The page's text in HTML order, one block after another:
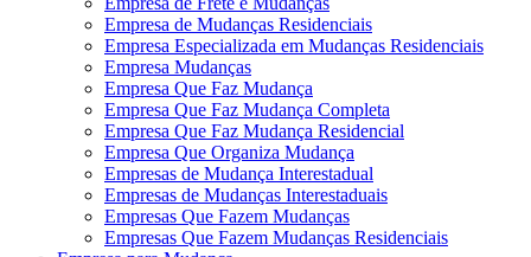
Empresa de Mudanças Residenciais
Empresa Especializada em Mudanças Residenciais
Empresa Mudanças
Empresa Que Faz Mudança
Empresa Que Faz Mudança Completa
Empresa Que Faz Mudança Residencial
Empresa Que Organiza Mudança
Empresas de Mudança Interestadual
Empresas de Mudanças Interestaduais
Empresas Que Fazem Mudanças
Empresas Que Fazem Mudanças Residenciais